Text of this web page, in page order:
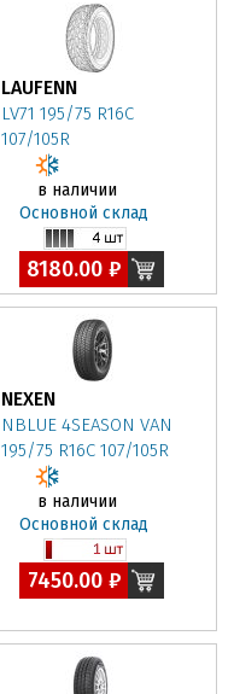
LAUFENN
LV71 195/75 R16C
107/105R
в наличии
Основной склад
8180.00 ₽
NEXEN
NBLUE 4SEASON VAN
195/75 R16C 107/105R
в наличии
Основной склад
7450.00 ₽